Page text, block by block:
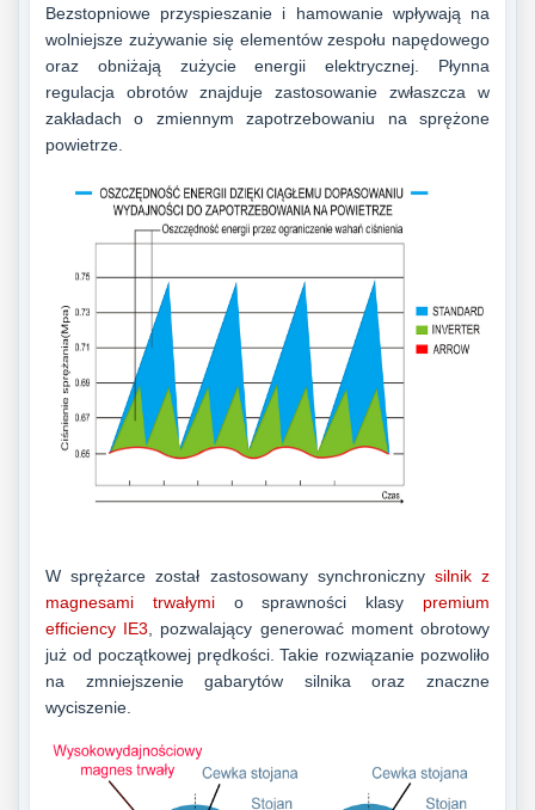
Bezstopniowe przyspieszanie i hamowanie wpływają na
wolniejsze zużywanie się elementów zespołu napędowego
oraz obniżają zużycie energii elektrycznej. Płynna
regulacja obrotów znajduje zastosowanie zwłaszcza w
zakładach o zmiennym zapotrzebowaniu na sprężone
powietrze.
W sprężarce został zastosowany synchroniczny silnik z
magnesami trwałymio sprawności klasy premium
efficiency IE3 , pozwalający generować moment obrotowy
już od początkowej prędkości. Takie rozwiązanie pozwoliło
na zmniejszenie gabarytów silnika oraz znaczne
wyciszenie.